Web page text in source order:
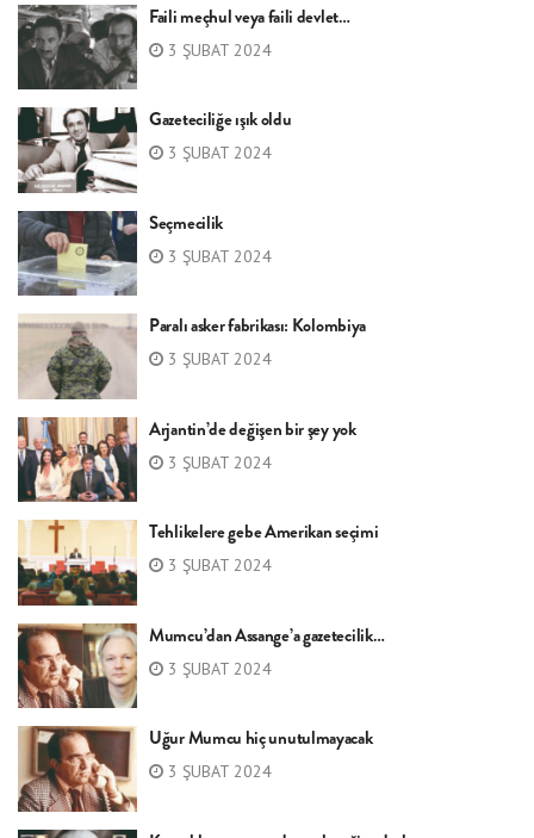
Faili meçhul veya faili devlet…
3 ŞUBAT 2024
Gazeteciliğe ışık oldu
3 ŞUBAT 2024
Seçmecilik
3 ŞUBAT 2024
Paralı asker fabrikası: Kolombiya
3 ŞUBAT 2024
Arjantin’de değişen bir şey yok
3 ŞUBAT 2024
Tehlikelere gebe Amerikan seçimi
3 ŞUBAT 2024
Mumcu’dan Assange’a gazetecilik…
3 ŞUBAT 2024
Uğur Mumcu hiç unutulmayacak
3 ŞUBAT 2024